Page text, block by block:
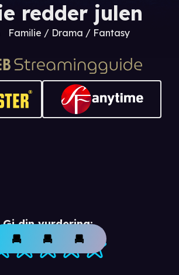
redder julen
Familie / Drama / Fantasy
Gi din vurdering: